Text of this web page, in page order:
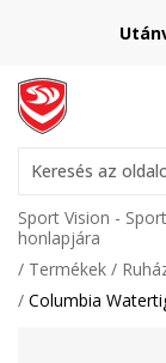
Keresés az
Sport Vision -
honlapjára
Termékek
Columbia